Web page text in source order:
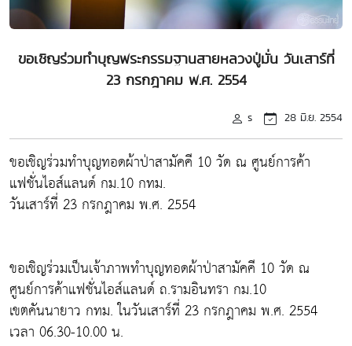
ขอเชิญร่วมทำบุญพระกรรมฐานสายหลวงปู่มั่น วันเสาร์ที่
23 กรกฎาคม พ.ศ. 2554
s 28 มิ.ย. 2554
ขอเชิญร่วมทำบุญทอดผ้าป่าสามัคคี 10 วัด ณ ศูนย์การค้า
แฟชั่นไอส์แลนด์ กม.10 กทม.
วันเสาร์ที่ 23 กรกฎาคม พ.ศ. 2554
ขอเชิญร่วมเป็นเจ้าภาพทำบุญทอดผ้าป่าสามัคคี 10 วัด ณ
ศูนย์การค้าแฟชั่นไอส์แลนด์ ถ.รามอินทรา กม.10
เขตคันนายาว กทม. ในวันเสาร์ที่ 23 กรกฎาคม พ.ศ. 2554
เวลา 06.30-10.00 น.